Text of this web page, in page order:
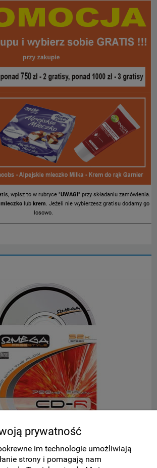
wpisz to w rubryce "UWAGI" przy składaniu zamówienia.
mleczko lub krem. Jeżeli nie wybierzesz gratisu dodamy go
losowo.
CD-R w kopercie OMEGA
prywatność
im technologie umożliwiają
strony i pomagają nam